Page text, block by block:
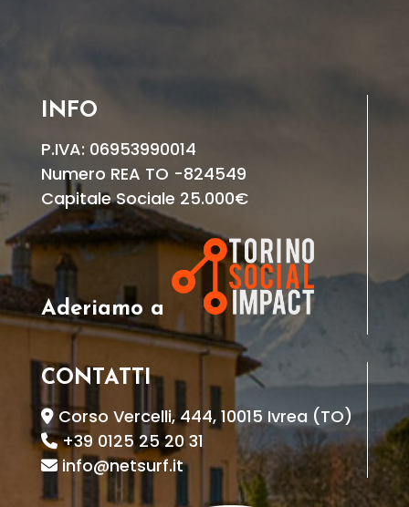
INFO
P.IVA: 06953990014
Numero REA TO -824549
Capitale Sociale 25.000€
Aderiamo a
CONTATTI
Corso Vercelli, 444, 10015 Ivrea (TO)
+39 0125 25 20 31
info@netsurf.it